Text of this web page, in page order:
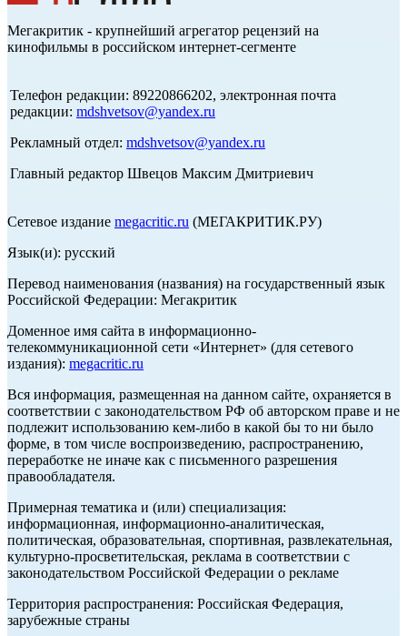
Мегакритик - крупнейший агрегатор рецензий на
кинофильмы в российском интернет-сегменте
Телефон редакции: 89220866202, электронная почта
редакции: mdshvetsov@yandex.ru
Рекламный отдел: mdshvetsov@yandex.ru
Главный редактор Швецов Максим Дмитриевич
Сетевое издание megacritic.ru (МЕГАКРИТИК.РУ)
Язык(и): русский
Перевод наименования (названия) на государственный язык
Российской Федерации: Мегакритик
Доменное имя сайта в информационно-
телекоммуникационной сети «Интернет» (для сетевого
издания): megacritic.ru
Вся информация, размещенная на данном сайте, охраняется в
соответствии с законодательством РФ об авторском праве и не
подлежит использованию кем-либо в какой бы то ни было
форме, в том числе воспроизведению, распространению,
переработке не иначе как с письменного разрешения
правообладателя.
Примерная тематика и (или) специализация:
информационная, информационно-аналитическая,
политическая, образовательная, спортивная, развлекательная,
культурно-просветительская, реклама в соответствии с
законодательством Российской Федерации о рекламе
Территория распространения: Российская Федерация,
зарубежные страны